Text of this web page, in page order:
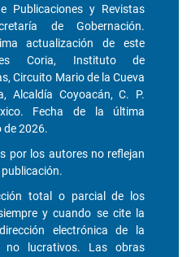
Publicaciones y Revistas
de Gobernación.
actualización de este
Coria, Instituto de
Circuito Mario de la Cueva
Alcaldía Coyoacán, C. P.
Fecha de la última
de 2026.
por los autores no reflejan
total o parcial de los
y cuando se cite la
electrónica de la
no lucrativos. Las obras